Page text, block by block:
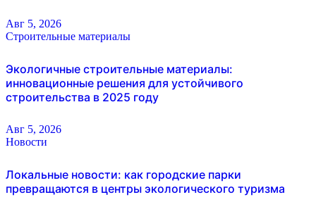
Авг 5, 2026
Строительные материалы
Экологичные строительные материалы:
инновационные решения для устойчивого
строительства в 2025 году
Авг 5, 2026
Новости
Локальные новости: как городские парки
превращаются в центры экологического туризма